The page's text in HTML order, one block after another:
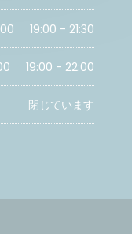
19:00 - 21:30
19:00 - 22:00
閉じています